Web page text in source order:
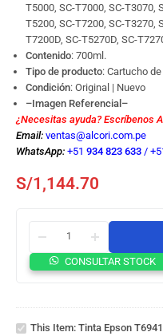
T5000, SC-T7000, SC-T3070,
T5200, SC-T7200, SC-T3270,
T7200D, SC-T5270D, SC-
Contenido: 700ml.
Tipo de producto: Cartucho
Condición: Original | Nuevo
–Imagen Referencial–
¿Necesitas ayuda? Escríbenos
Email: ventas@alcori.com.pe
WhatsApp: +51 934 823 633 /
S/1,144.70
CONSULTAR STOCK
Black
SC-This Item: Tinta Epson
T694300